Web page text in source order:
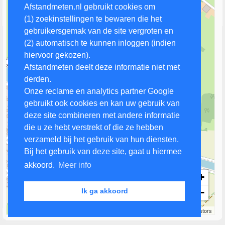
Afstandmeten.nl gebruikt cookies om
(1) zoekinstellingen te bewaren die het
gebruikersgemak van de site vergroten en
(2) automatisch te kunnen inloggen (indien
hiervoor gekozen).
Afstandmeten deelt deze informatie niet met
derden.
Onze reclame en analytics partner Google
gebruikt ook cookies en kan uw gebruik van
deze site combineren met andere informatie
die u ze hebt verstrekt of die ze hebben
verzameld bij het gebruik van hun diensten.
Bij het gebruik van deze site, gaat u hiermee
akkoord. Meer info
Ik ga akkoord
+
−
contributors